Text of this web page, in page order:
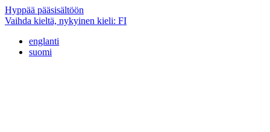
Hyppää pääsisältöön
Vaihda kieltä, nykyinen kieli: FI
englanti
suomi